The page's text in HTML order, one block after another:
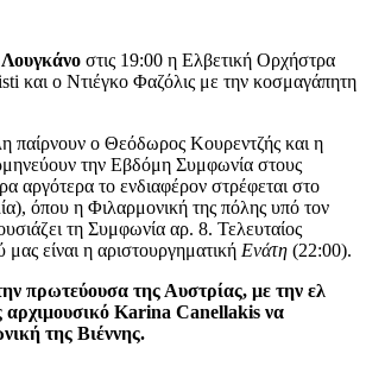
Λουγκάνο στις 19:00 η Ελβετική Ορχήστρα
και ο Ντιέγκο Φαζόλις με την κοσμαγάπητη
παίρνουν ο Θεόδωρος Κουρεντζής και η
την Εβδόμη Συμφωνία στους
αργότερα το ενδιαφέρον στρέφεται στο
όπου η Φιλαρμονική της πόλης υπό τον
τη Συμφωνία αρ. 8. Τελευταίος
μας είναι η αριστουργηματική Ενάτη (22:00).
πρωτεύουσα της Αυστρίας, με την ελ
αρχιμουσικό Karina Canellakis να
της Βιέννης.